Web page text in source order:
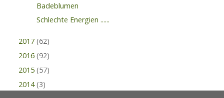
Badeblumen
Schlechte Energien ......
2017 (62)
2016 (92)
2015 (57)
2014 (3)